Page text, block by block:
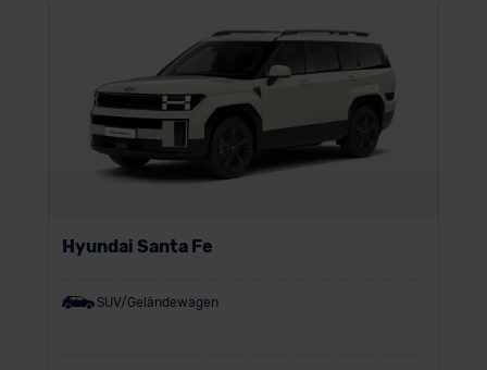
Hyundai Santa Fe
SUV/Geländewagen